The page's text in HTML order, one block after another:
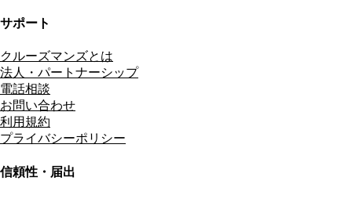
サポート
クルーズマンズとは
法人・パートナーシップ
電話相談
お問い合わせ
利用規約
プライバシーポリシー
信頼性・届出